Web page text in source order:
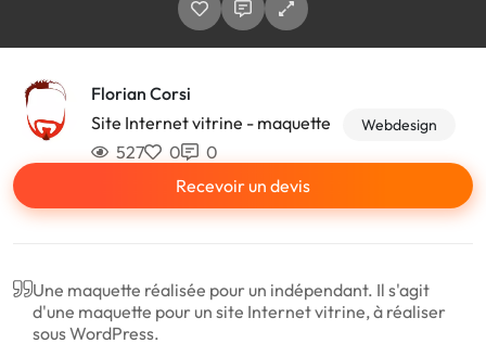
Florian Corsi
Site Internet vitrine - maquette
Webdesign
527 0
0
Recevoir un devis
Une maquette réalisée pour un indépendant. Il s'agit
d'une maquette pour un site Internet vitrine, à réaliser
sous WordPress.